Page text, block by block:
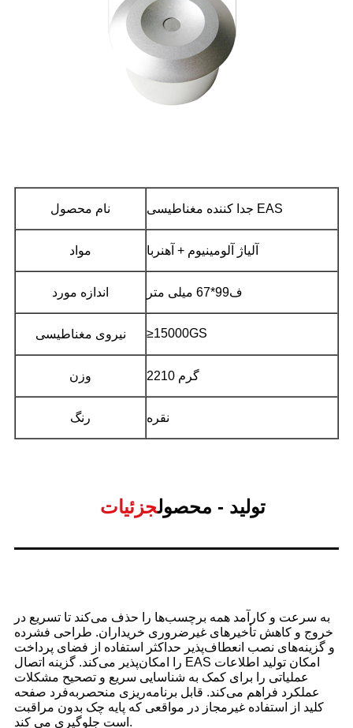
نام محصول جدا کننده مغناطیسی EAS
مواد آلیاژ آلومینیوم + آهنربا
اندازه مورد ف99*67 میلی متر
نیروی مغناطیسی ≥15000GS
وزن 2210 گرم
رنگ نقره
تولید - محصولجزئیات
به سرعت و کارآمد همه برچسب‌ها را حذف می‌کند تا تسریع در
خروج و کاهش تأخیرهای غیرضروری خریداران. طراحی فشرده
و گزینه‌های نصب انعطاف‌پذیر حداکثر استفاده از فضای پرداخت
را امکان‌پذیر می‌کند. گزینه اتصال EAS امکان تولید اطلاعات
عملیاتی را برای کمک به شناسایی سریع و تصحیح مشکلات
عملکرد فراهم می‌کند. قابل برنامه‌ریزی منحصربه‌فرد صفحه
کلید از استفاده غیرمجاز در مواقعی که پایه چک بدون مراقبت
است جلوگیری می کند.